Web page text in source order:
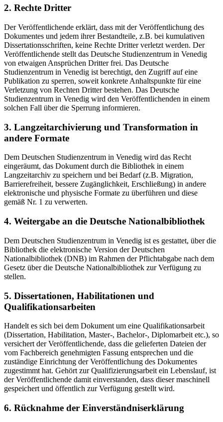
2. Rechte Dritter
Der Veröffentlichende erklärt, dass mit der Veröffentlichung des
Dokumentes und jedem ihrer Bestandteile, z.B. bei kumulativen
Dissertationsschriften, keine Rechte Dritter verletzt werden. Der
Veröffentlichende stellt das Deutsche Studienzentrum in Venedig
von etwaigen Ansprüchen Dritter frei. Das Deutsche
Studienzentrum in Venedig ist berechtigt, den Zugriff auf eine
Publikation zu sperren, soweit konkrete Anhaltspunkte für eine
Verletzung von Rechten Dritter bestehen. Das Deutsche
Studienzentrum in Venedig wird den Veröffentlichenden in einem
solchen Fall über die Sperrung informieren.
3. Langzeitarchivierung und Transformation in
andere Formate
Dem Deutschen Studienzentrum in Venedig wird das Recht
eingeräumt, das Dokument durch die Bibliothek in einem
Langzeitarchiv zu speichern und bei Bedarf (z.B. Migration,
Barrierefreiheit, bessere Zugänglichkeit, Erschließung) in andere
elektronische und physische Formate zu überführen und diese
gemäß Nr. 1 zu verwerten.
4. Weitergabe an die Deutsche Nationalbibliothek
Dem Deutschen Studienzentrum in Venedig ist es gestattet, über die
Bibliothek die elektronische Version der Deutschen
Nationalbibliothek (DNB) im Rahmen der Pflichtabgabe nach dem
Gesetz über die Deutsche Nationalbibliothek zur Verfügung zu
stellen.
5. Dissertationen, Habilitationen und
Qualifikationsarbeiten
Handelt es sich bei dem Dokument um eine Qualifikationsarbeit
(Dissertation, Habilitation, Master-, Bachelor-, Diplomarbeit etc.), so
versichert der Veröffentlichende, dass die gelieferten Dateien der
vom Fachbereich genehmigten Fassung entsprechen und die
zuständige Einrichtung der Veröffentlichung des Dokumentes
zugestimmt hat. Gehört zur Qualifizierungsarbeit ein Lebenslauf, ist
der Veröffentlichende damit einverstanden, dass dieser maschinell
gespeichert und öffentlich zur Verfügung gestellt wird.
6. Rücknahme der Einverständniserklärung